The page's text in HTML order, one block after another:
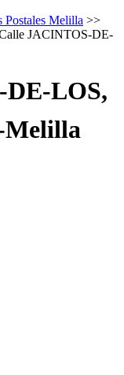
Postales Melilla >>
JACINTOS-DE-
LOS,
Melilla